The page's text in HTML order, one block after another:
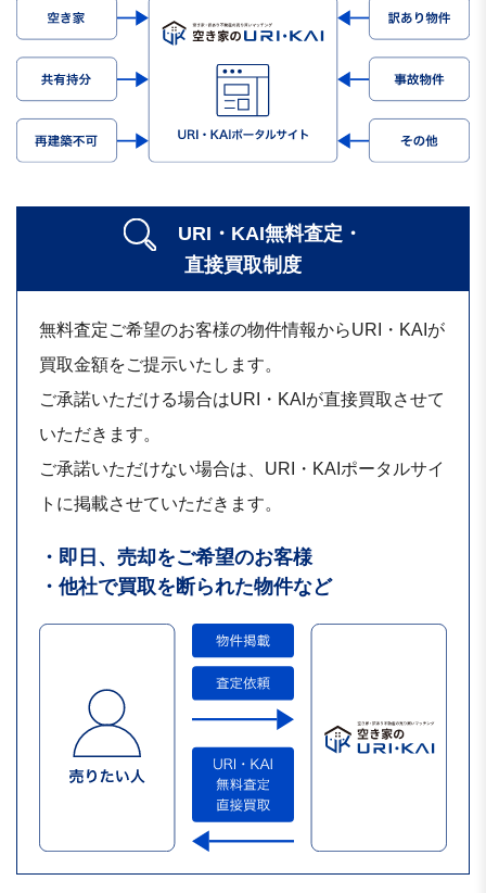
URI・KAI無料査定・
直接買取制度
無料査定ご希望のお客様の物件情報からURI・KAIが
買取金額をご提示いたします。
ご承諾いただける場合はURI・KAIが直接買取させて
いただきます。
ご承諾いただけない場合は、URI・KAIポータルサイ
トに掲載させていただきます。
・即日、売却をご希望のお客様
・他社で買取を断られた物件など